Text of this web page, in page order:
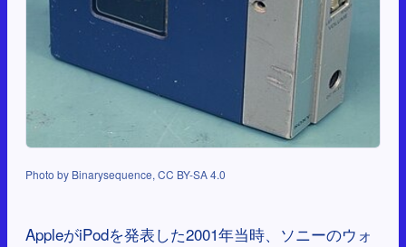
Photo by Binarysequence, CC BY-SA 4.0
AppleがiPodを発表した2001年当時、ソニーのウォ